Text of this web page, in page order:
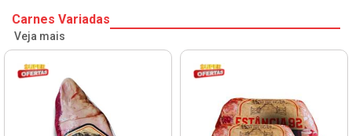
Carnes Variadas
Veja mais